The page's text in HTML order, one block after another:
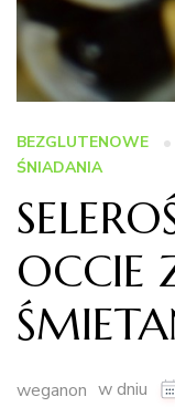
BEZGLUTENOWE
ŚNIADANIA
OCCIE
weganon w dniu